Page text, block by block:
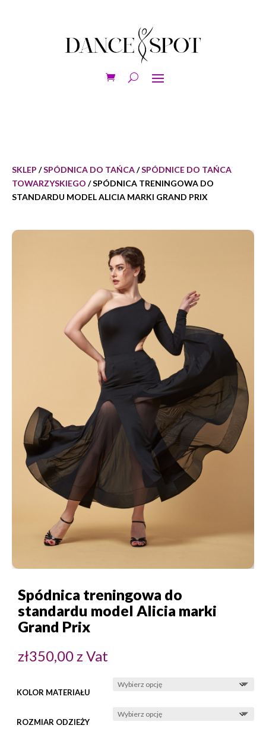
SKLEP /SPÓDNICA DO TAŃCA/SPÓDNICE DO TAŃCA
TOWARZYSKIEGO / SPÓDNICA TRENINGOWA DO
STANDARDU MODEL ALICIA MARKI GRAND PRIX
Spódnica treningowa do
standardu model Alicia marki
Grand Prix
zł350,00z Vat
KOLOR MATERIAŁU
ROZMIAR ODZIEŻY